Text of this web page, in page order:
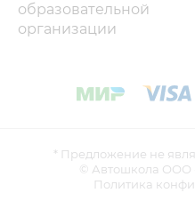
образовательной
организации
* Предложение не
© Автошкола ООО
Политика